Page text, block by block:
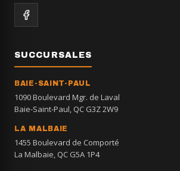
SUCCURSALES
BAIE-SAINT-PAUL
1090 Boulevard Mgr. de Laval
Baie-Saint-Paul, QC G3Z 2W9
LA MALBAIE
1455 Boulevard de Comporté
La Malbaie, QC G5A 1P4